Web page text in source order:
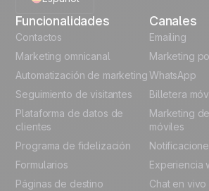
English
French
Polish
German
Funcionalidades
Contactos
Marketing omnicanal
Automatización de marketing
Seguimiento de visitantes
Plataforma de datos de
clientes
Programa de fidelización
Formularios
Páginas de destino
Canales
Emailing
Marketing
WhatsApp
Billetera
Marketing
móviles
Experiencia
Chat en